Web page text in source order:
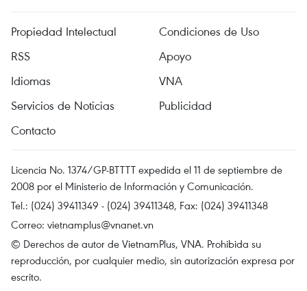
Propiedad Intelectual
Condiciones de Uso
RSS
Apoyo
Idiomas
VNA
Servicios de Noticias
Publicidad
Contacto
Licencia No. 1374/GP-BTTTT expedida el 11 de septiembre de
2008 por el Ministerio de Información y Comunicación.
Tel.: (024) 39411349 - (024) 39411348, Fax: (024) 39411348
Correo: vietnamplus@vnanet.vn
© Derechos de autor de VietnamPlus, VNA. Prohibida su
reproducción, por cualquier medio, sin autorización expresa por
escrito.